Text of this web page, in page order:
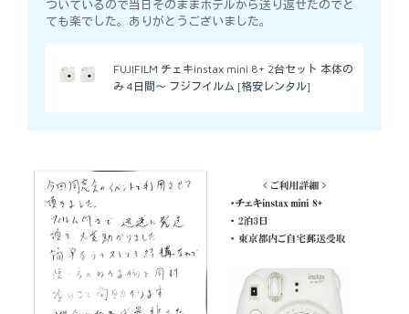
ついているので当日そのままホテルから送り返せたのでと
ても楽でした。ありがとうございました。
FUJIFILM チェキinstax mini 8+ 2台セット 本体の
み 4日間～ フジフイルム [格安レンタル]